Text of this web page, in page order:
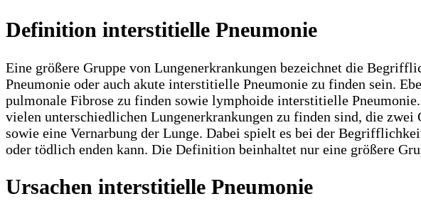
Definition interstitielle Pneumonie
Eine größere Gruppe von Lungenerkrankungen bezeichnet die
Pneumonie oder auch akute interstitielle Pneumonie zu finden sein.
pulmonale Fibrose zu finden sowie lymphoide interstitielle
vielen unterschiedlichen Lungenerkrankungen zu finden sind, die zwei
sowie eine Vernarbung der Lunge. Dabei spielt es bei der
oder tödlich enden kann. Die Definition beinhaltet nur eine größere
Ursachen interstitielle Pneumonie